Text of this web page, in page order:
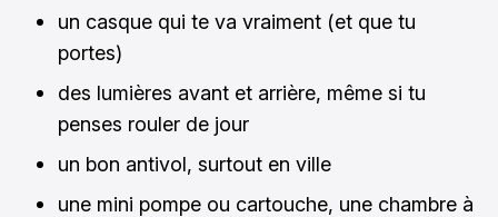
un casque qui te va vraiment (et que tu
portes)
des lumières avant et arrière, même si tu
penses rouler de jour
un bon antivol, surtout en ville
une mini pompe ou cartouche, une chambre à